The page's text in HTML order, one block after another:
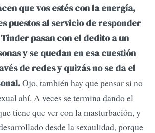
que vos estés con la energía,
puestos al servicio de responder
Tinder pasan con el dedito a un
y se quedan en esa cuestión
de redes y quizás no se da el
Ojo, también hay que pensar si no
ahí. A veces se termina dando el
tiene que ver con la masturbación, y
desde la sexaulidad, porque